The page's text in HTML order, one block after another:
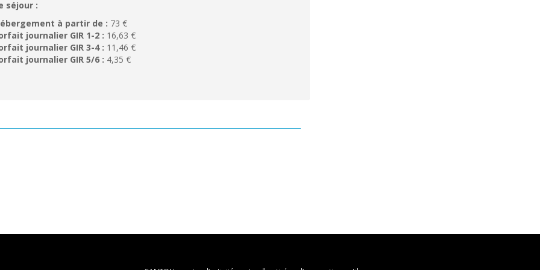
séjour :
à partir de : 73 €
journalier GIR 1-2 : 16,63 €
journalier GIR 3-4 : 11,46 €
journalier GIR 5/6 : 4,35 €